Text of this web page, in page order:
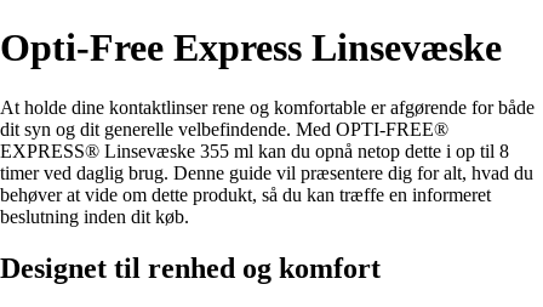
Opti-Free Express Linsevæske
At holde dine kontaktlinser rene og komfortable er afgørende for både
dit syn og dit generelle velbefindende. Med OPTI-FREE®
EXPRESS® Linsevæske 355 ml kan du opnå netop dette i op til 8
timer ved daglig brug. Denne guide vil præsentere dig for alt, hvad du
behøver at vide om dette produkt, så du kan træffe en informeret
beslutning inden dit køb.
Designet til renhed og komfort